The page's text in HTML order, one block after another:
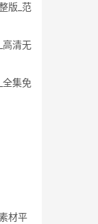
版_范
高清无
全集免
材平